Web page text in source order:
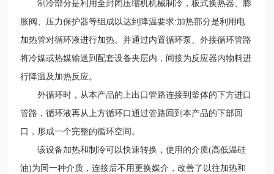
制冷部分是利用全封闭压缩机机械制冷，板式换热器、膨
胀阀、压力保护器等组成以达到降温要求:加热部分是利用电
加热管对循环液进行加热。并通过内置循环泵、外接循环管路
将冷媒或热媒输送到配套设备夹层内，间接为反应器内物料进
行降温及加热反应。
外循环时，从本产品的上出口管路连接到釜体的下方进口
管路，循环液再从上方循环口通过管路回到本产品的下部回
口，形成一个完整的循环空间。
该设备加热和制冷可以快速转换，使用的介质(高低温硅
油)为同一种介质，连接后不用更换媒介，改善了以往加热和